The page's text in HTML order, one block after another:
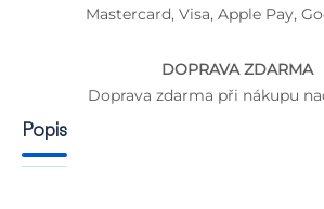
Mastercard, Visa, Apple Pay,
DOPRAVA ZDARMA
Doprava zdarma při nákupu
Popis